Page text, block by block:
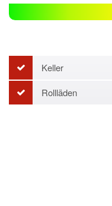
Keller
Rollläden